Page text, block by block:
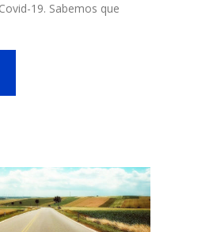
19. Sabemos que